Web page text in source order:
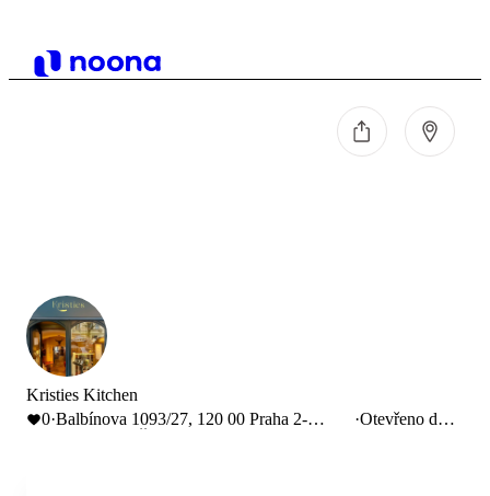
Kristies Kitchen
0·Balbínova 1093/27, 120 00 Praha 2-
·Otevřeno do